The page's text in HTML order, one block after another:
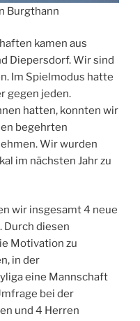
Burgthann
kamen aus
Diepersdorf. Wir sind
Im Spielmodus hatte
gegen jeden.
hatten, konnten wir
begehrten
Wir wurden
im nächsten Jahr zu
wir insgesamt 4 neue
Durch diesen
Motivation zu
in der
eine Mannschaft
bei der
und 4 Herren